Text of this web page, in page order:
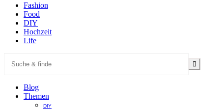
Fashion
Food
DIY
Hochzeit
Life
Blog
Themen
DIY